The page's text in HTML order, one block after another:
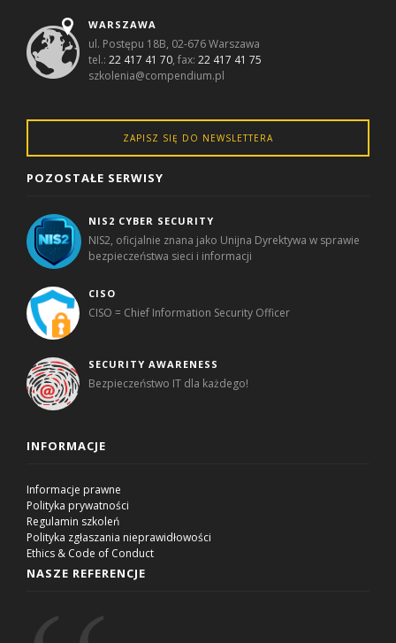
WARSZAWA
ul. Postępu 18B, 02-676 Warszawa
tel.:22 417 41 70, fax:22 417 41 75
szkolenia@compendium.pl
ZAPISZ SIĘ DO NEWSLETTERA
POZOSTAŁE SERWISY
NIS2 CYBER SECURITY
NIS2, oficjalnie znana jako Unijna Dyrektywa w sprawie
bezpieczeństwa sieci i informacji
CISO
CISO = Chief Information Security Officer
SECURITY AWARENESS
Bezpieczeństwo IT dla każdego!
INFORMACJE
Informacje prawne
Polityka prywatności
Regulamin szkoleń
Polityka zgłaszania nieprawidłowości
Ethics & Code of Conduct
NASZE REFERENCJE